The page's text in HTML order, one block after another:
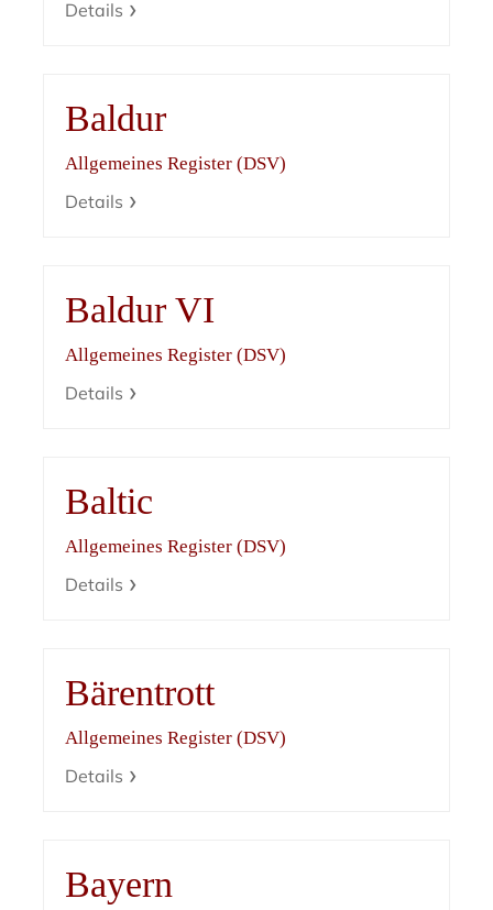
Details
Baldur
Allgemeines Register (DSV)
Details
Baldur VI
Allgemeines Register (DSV)
Details
Baltic
Allgemeines Register (DSV)
Details
Bärentrott
Allgemeines Register (DSV)
Details
Bayern